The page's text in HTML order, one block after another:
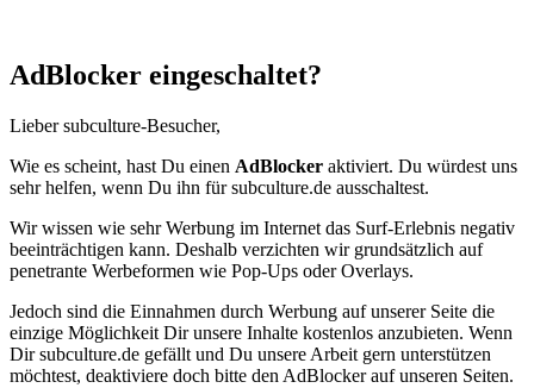
AdBlocker eingeschaltet?
Lieber subculture-Besucher,
Wie es scheint, hast Du einen AdBlocker aktiviert. Du würdest uns
sehr helfen, wenn Du ihn für subculture.de ausschaltest.
Wir wissen wie sehr Werbung im Internet das Surf-Erlebnis negativ
beeinträchtigen kann. Deshalb verzichten wir grundsätzlich auf
penetrante Werbeformen wie Pop-Ups oder Overlays.
Jedoch sind die Einnahmen durch Werbung auf unserer Seite die
einzige Möglichkeit Dir unsere Inhalte kostenlos anzubieten. Wenn
Dir subculture.de gefällt und Du unsere Arbeit gern unterstützen
möchtest, deaktiviere doch bitte den AdBlocker auf unseren Seiten.